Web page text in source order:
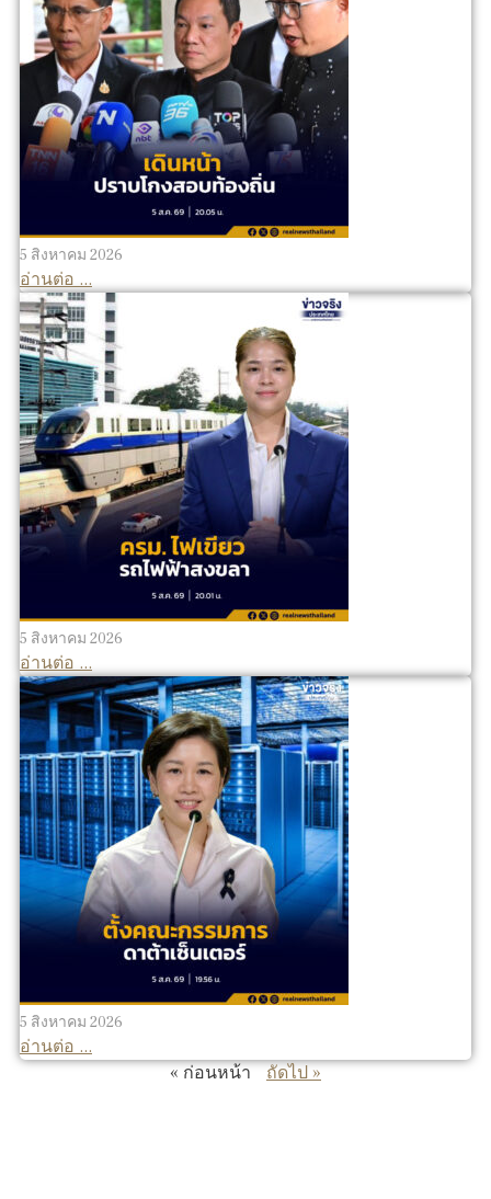
5 สิงหาคม 2026
อ่านต่อ ...
5 สิงหาคม 2026
อ่านต่อ ...
5 สิงหาคม 2026
อ่านต่อ ...
« ก่อนหน้า
ถัดไป »